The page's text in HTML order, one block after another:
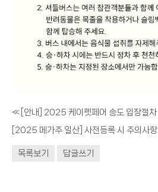
« [안내] 2025 케이펫페어 송도 입장절차
[2025 메가주 일산] 사전등록 시 주의사항
목록보기 답글쓰기